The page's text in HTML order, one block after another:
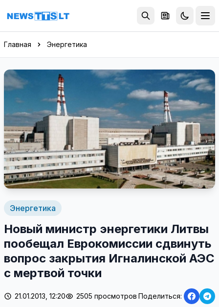
Перейти к содержимому
Главная Энергетика
Энергетика
Новый министр энергетики Литвы
пообещал Еврокомиссии сдвинуть
вопрос закрытия Игналинской АЭС
с мертвой точки
21.01.2013, 12:20 2505 просмотров Поделиться: